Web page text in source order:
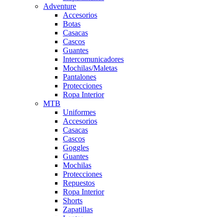
Adventure
Accesorios
Botas
Casacas
Cascos
Guantes
Intercomunicadores
Mochilas/Maletas
Pantalones
Protecciones
Ropa Interior
MTB
Uniformes
Accesorios
Casacas
Cascos
Goggles
Guantes
Mochilas
Protecciones
Repuestos
Ropa Interior
Shorts
Zapatillas